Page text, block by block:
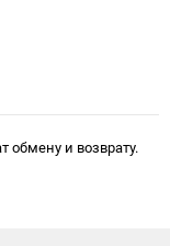
обмену и возврату.